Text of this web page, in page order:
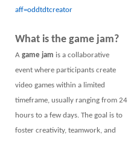
aff=oddtdtcreator
What is the game jam?
A game jam is a collaborative
event where participants create
video games within a limited
timeframe, usually ranging from 24
hours to a few days. The goal is to
foster creativity, teamwork, and